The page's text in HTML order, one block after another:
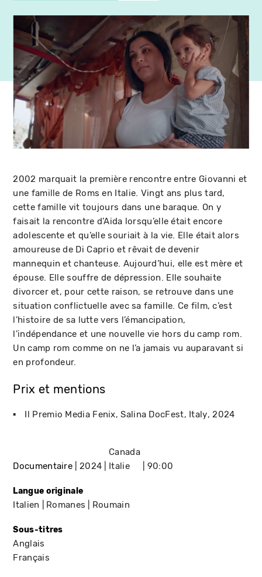
2002 marquait la première rencontre entre Giovanni et
une famille de Roms en Italie. Vingt ans plus tard,
cette famille vit toujours dans une baraque. On y
faisait la rencontre d’Aida lorsqu’elle était encore
adolescente et qu’elle souriait à la vie. Elle était alors
amoureuse de Di Caprio et rêvait de devenir
mannequin et chanteuse. Aujourd’hui, elle est mère et
épouse. Elle souffre de dépression. Elle souhaite
divorcer et, pour cette raison, se retrouve dans une
situation conflictuelle avec sa famille. Ce film, c’est
l’histoire de sa lutte vers l’émancipation,
l’indépendance et une nouvelle vie hors du camp rom.
Un camp rom comme on ne l’a jamais vu auparavant si
en profondeur.
Prix et mentions
Il Premio Media Fenix Salina DocFest Italy 2024
Documentaire 2024
Canada
Italie
90:00
Langue originale
Italien Romanes Roumain
Sous-titres
Anglais
Français